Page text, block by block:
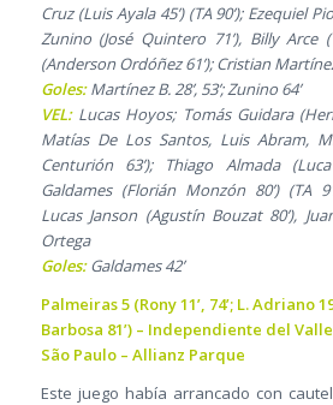
Cruz (Luis Ayala 45’) (TA 90’); Ezequiel
Zunino (José Quintero 71’), Billy Arce
(Anderson Ordóñez 61’); Cristian
Goles:Martínez B. 28’, 53’; Zunino 64’
VEL:Lucas Hoyos; Tomás Guidara
Matías De Los Santos, Luis Abram,
Centurión 63’); Thiago Almada
Galdames (Florián Monzón 80’) (TA
Lucas Janson (Agustín Bouzat 80’),
Ortega
Goles:Galdames 42’
Palmeiras 5 (Rony 11’, 74’; L. Adriano
Barbosa 81’) – Independiente del
São Paulo – Allianz Parque
Este juego había arrancado con